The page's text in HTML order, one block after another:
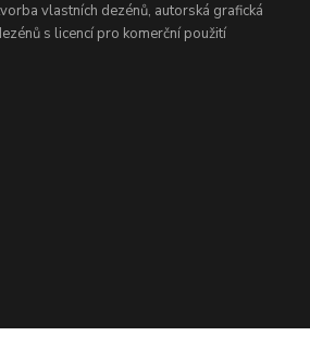
vlastních dezénů, autorská grafická
s licencí pro komerční použití